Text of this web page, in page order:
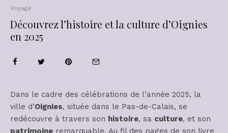
Voyage
Découvrez l’histoire et la culture d’Oignies
en 2025
Dans le cadre des célébrations de l’année 2025, la
ville d’Oignies, située dans le Pas-de-Calais, se
redécouvre à travers son histoire, sa culture, et son
patrimoine remarquable. Au fil des pages de son livre